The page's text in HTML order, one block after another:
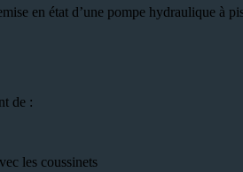
en état d’une pompe hydraulique à
de :
les coussinets